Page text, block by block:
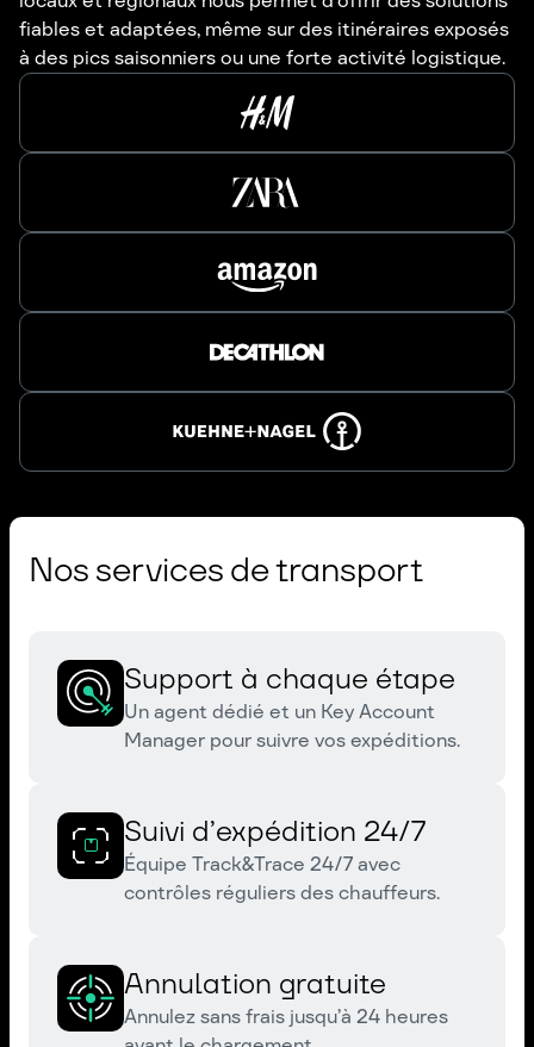
fiables et adaptées, même sur des itinéraires exposés
à des pics saisonniers ou une forte activité logistique.
Nos services de transport
Support à chaque étape
Un agent dédié et un Key Account
Manager pour suivre vos expéditions.
Suivi d’expédition 24/7
Équipe Track&Trace 24/7 avec
contrôles réguliers des chauffeurs.
Annulation gratuite
Annulez sans frais jusqu’à 24 heures